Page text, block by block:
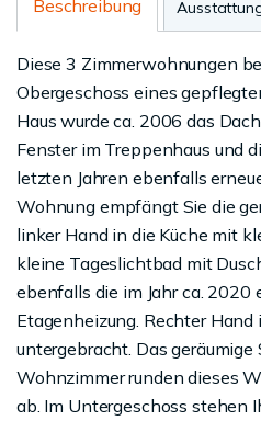
Beschreibung
Diese 3 Zimmerwohnungen
Obergeschoss eines
Haus wurde ca. 2006 das
Fenster im Treppenhaus und
letzten Jahren ebenfalls
Wohnung empfängt Sie die
linker Hand in die Küche mit
kleine Tageslichtbad mit
ebenfalls die im Jahr ca. 2020
Etagenheizung. Rechter Hand
untergebracht. Das geräumige
Wohnzimmer runden dieses
ab. Im Untergeschoss stehen